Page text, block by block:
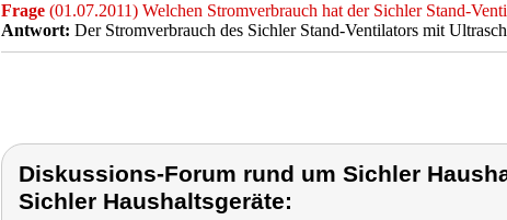
Frage (01.07.2011) Welchen Stromverbrauch hat der Sichler Stand-
Antwort: Der Stromverbrauch des Sichler Stand-Ventilators mit
Diskussions-Forum rund um Sichler
Sichler Haushaltsgeräte: